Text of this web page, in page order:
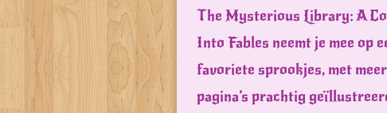
The Mysterious Library: A
Into Fables neemt je mee op
favoriete sprookjes, met
pagina’s prachtig